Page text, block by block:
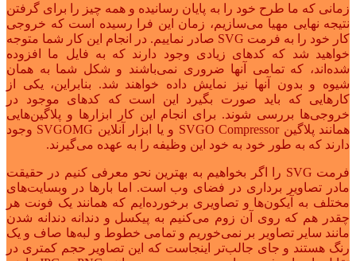
زمانی که ما طرح خود را به پایان رسانیده و همه چیز را برای گرفتن
نتیجه نهایی مهیا می‌سازیم، زمان این فرا رسیده است که خروجی
کار خود را به فرمت SVG صادر نماییم. در انجام این کار شما متوجه
خواهید شد که کدهای زیادی وجود دارند که به فایل ما افزوده
شده‌اند، که تمامی آنها ضروری نمی‌باشند و شکل شما به همان
شیوه و بدون آنها نیز نمایش داده خواهند شد. بنابراین، یکی از
کارهایی که باید صورت بگیرد این است که کدهای موجود در
خروجی‌ها بررسی شوند. برای انجام این کار ابزارها و پلاگین‌هایی
همانند پلاگین SVGO Compressor و یا ابزار آنلاین SVGOMG وجود
دارند که به طور خود به خود این وظیفه را به عهده می‌گیرند.
فرمت SVG را اگر بخواهیم به بهترین نحو معرفی کنیم در حقیقت
مادر تصاویر برداری در فضای وب است. اما بارها در وبسایت‌های
مختلف به آیکون‌ها و تصاویری برخورده‌ایم که همانند یک فونت هر
چقدر هم که روی آن زوم می‌کنیم به پیکسل و دندانه دندانه شدن
مانند سایر تصاویر بر نمی‌خوریم و تمامی خطوط و لبه‌ها صاف و یک
رنگ هستند و جای جالب‌تر اینجاست که این تصاویر حجم کمتری در